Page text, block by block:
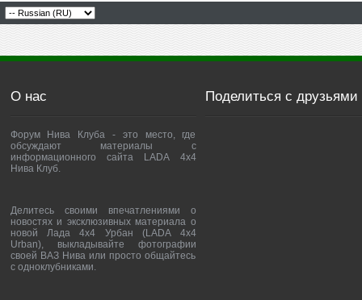
О нас
Форум Нива Клуба - это место, где
обсуждают материалы с
информационного сайта LADA 4x4
Нива Клуб.
Делитесь своими впечатлениями о
новостях и эксклюзивных материала о
новой Лада 4х4 Урбан (LADA 4x4
Urban), выкладывайте фотографии
своей ВАЗ Нива или просто общайтесь
с одноклубниками.
Поделиться с друзьями